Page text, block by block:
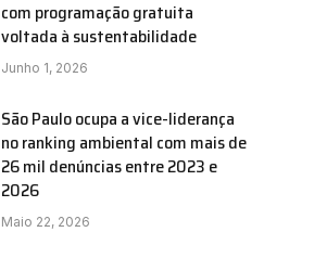
com programação gratuita
voltada à sustentabilidade
Junho 1, 2026
São Paulo ocupa a vice-liderança
no ranking ambiental com mais de
26 mil denúncias entre 2023 e
2026
Maio 22, 2026